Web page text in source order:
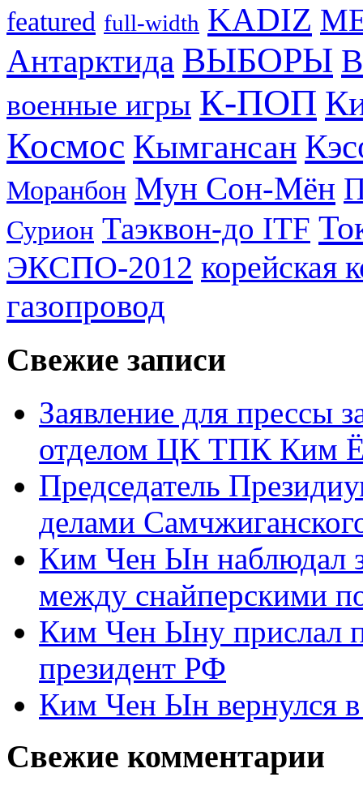
featured full-width KADIZ
Антарктида ВЫБОРЫ
военные игры К-ПОП
Космос Кымгансан
Моранбон Мун Сон-Мён
Сурион Таэквон-до ITF
ЭКСПО-2012 корейская
газопровод
Свежие записи
Заявление для прессы
отделом ЦК ТПК Ким
Председатель
делами
Ким Чен Ын наблюдал
между снайперскими
Ким Чен Ыну прислал
президент РФ
Ким Чен Ын вернулся
Свежие комментарии